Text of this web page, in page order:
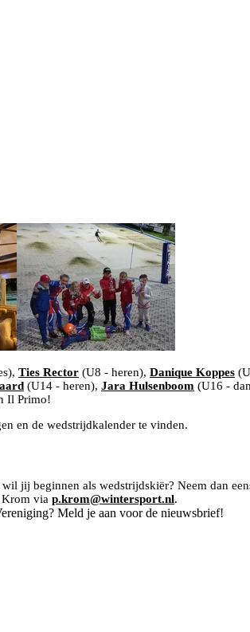
Ties Rector (U8 - heren), Danique Koppes
(U14 - heren), Jara Hulsenboom (U16 -
Il Primo!
en de wedstrijdkalender te vinden.
jij beginnen als wedstrijdskiër? Neem dan
Krom via p.krom@wintersport.nl.
Meld je aan voor de nieuwsbrief!